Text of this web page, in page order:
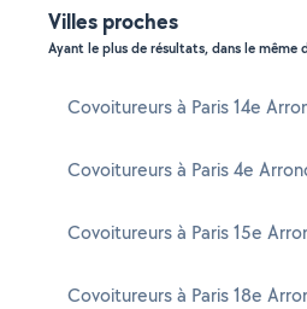
Villes proches
Ayant le plus de résultats, dans le même
Covoitureurs à Paris 14e
Covoitureurs à Paris 4e
Covoitureurs à Paris 15e
Covoitureurs à Paris 18e